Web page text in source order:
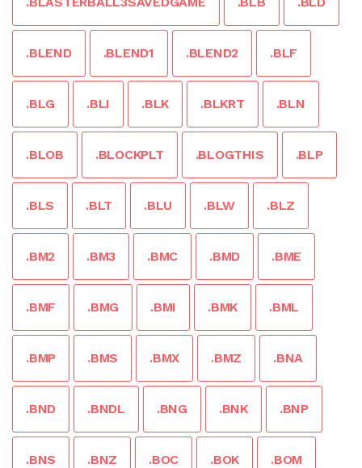
.BLEND .BLEND1 .BLEND2 .BLF
.BLG .BLI .BLK .BLKRT .BLN
.BLOB .BLOCKPLT .BLOGTHIS .BLP
.BLS .BLT .BLU .BLW .BLZ
.BM2 .BM3 .BMC .BMD .BME
.BMF .BMG .BMI .BMK .BML
.BMP .BMS .BMX .BMZ .BNA
.BND .BNDL .BNG .BNK .BNP
.BNS .BNZ .BOC .BOK .BOM